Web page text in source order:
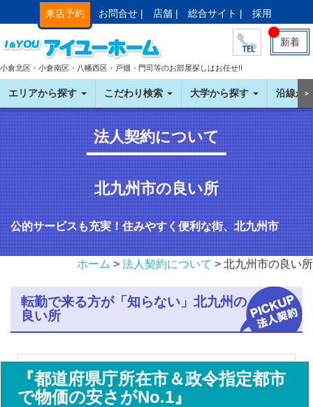
来店予約 お問合せ | 店舗 | 総合サイト | 採用
新着
小倉北区・小倉南区・八幡西区・戸畑・門司等のお部屋探しはお任せ!!
エリアから探す こだわり検索 大学から探す 沿線か＞
法人契約について
北九州市の良い所
公的サービスも充実！住みやすく便利な街、北九州市
ホーム > 法人契約について > 北九州市の良い所
転勤で来る方が「知らない」北九州の
良い所
『都道府県庁所在市＆政令指定都市
で物価の安さがNo.1』